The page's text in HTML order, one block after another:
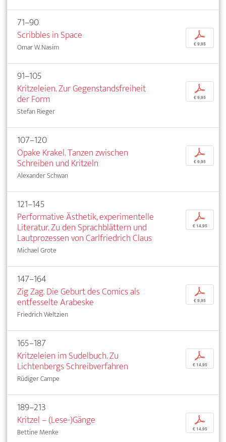
71–90
Scribbles in Space
Omar W. Nasim
p
€ 9,95
91–105
Kritzeleien. Zur Gegenstandsfreiheit
der Form
Stefan Rieger
p
€ 9,95
107–120
Opake Krakel. Tanzen zwischen
Schreiben und Kritzeln
Alexander Schwan
p
€ 9,95
121–145
Performative Ästhetik, experimentelle
Literatur. Zu den Sprachblättern und
Lautprozessen von Carlfriedrich Claus
Michael Grote
p
€ 14,95
147–164
Zig Zag. Die Geburt des Comics als
entfesselte Arabeske
Friedrich Weltzien
p
€ 9,95
165–187
Kritzeleien im Sudelbuch. Zu
Lichtenbergs Schreibverfahren
Rüdiger Campe
p
€ 14,95
189–213
Kritzel – (Lese-)Gänge
Bettine Menke
p
€ 14,95